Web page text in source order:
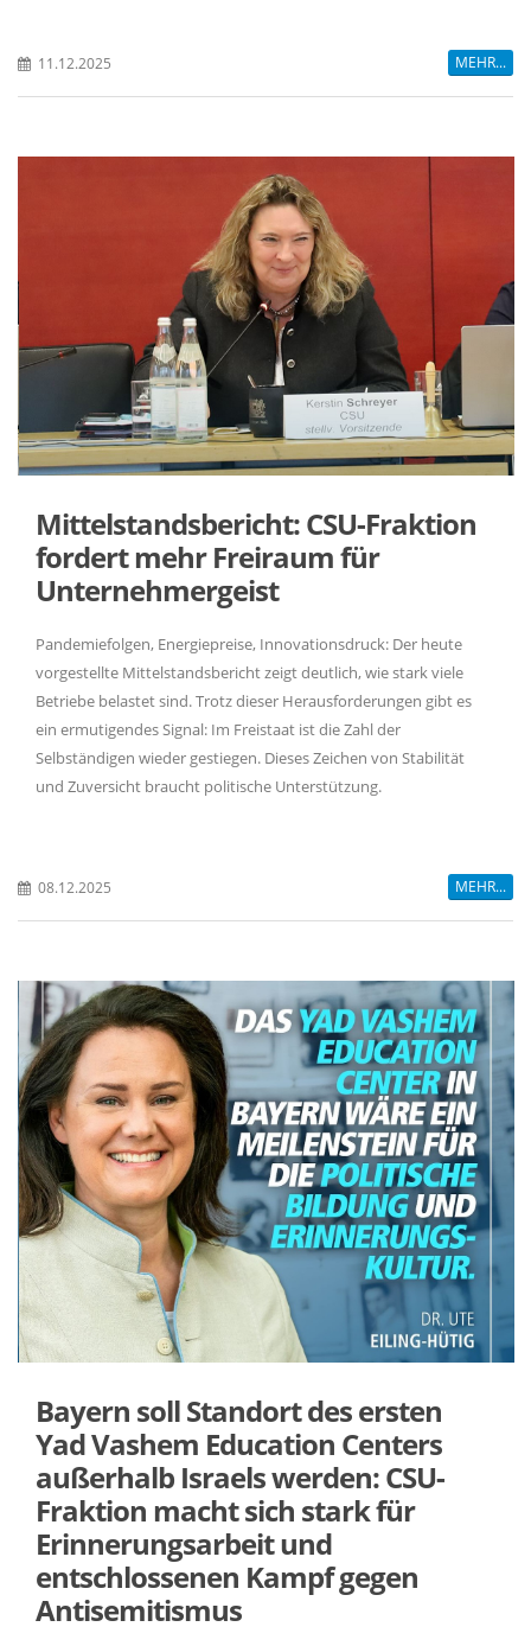
11.12.2025 MEHR...
Mittelstandsbericht: CSU-Fraktion
fordert mehr Freiraum für
Unternehmergeist
Pandemiefolgen, Energiepreise, Innovationsdruck: Der heute
vorgestellte Mittelstandsbericht zeigt deutlich, wie stark viele
Betriebe belastet sind. Trotz dieser Herausforderungen gibt es
ein ermutigendes Signal: Im Freistaat ist die Zahl der
Selbständigen wieder gestiegen. Dieses Zeichen von Stabilität
und Zuversicht braucht politische Unterstützung.
08.12.2025 MEHR...
Bayern soll Standort des ersten
Yad Vashem Education Centers
außerhalb Israels werden: CSU-
Fraktion macht sich stark für
Erinnerungsarbeit und
entschlossenen Kampf gegen
Antisemitismus